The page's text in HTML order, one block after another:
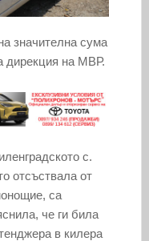
значителна сума
дирекция на МВР.
с.
отсъствала от
са
че ги била
в килера